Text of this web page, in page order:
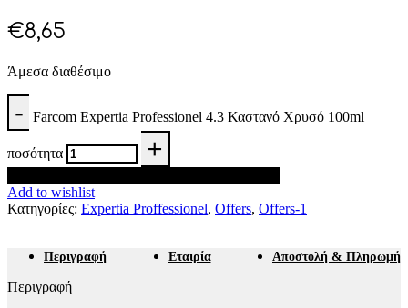
€8,65
Άμεσα διαθέσιμο
Farcom Expertia Professionel 4.3 Καστανό Χρυσό 100ml
ποσότητα
Add to wishlist
Κατηγορίες: Expertia Proffessionel, Offers, Offers-1
Περιγραφή Εταιρία Αποστολή & Πληρωμή
Περιγραφή